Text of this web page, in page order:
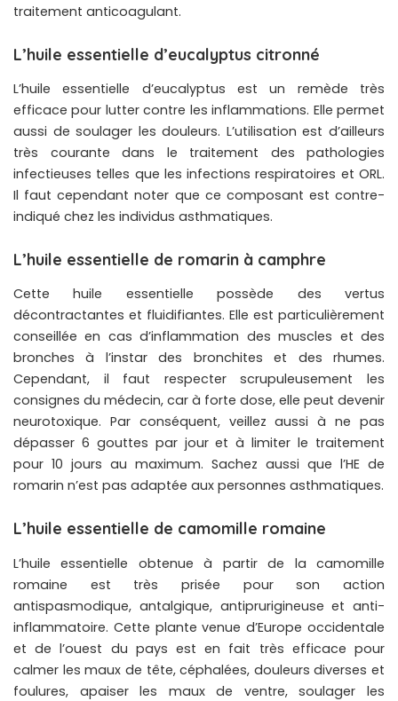
traitement anticoagulant.
L’huile essentielle d’eucalyptus citronné
L’huile essentielle d’eucalyptus est un remède très
efficace pour lutter contre les inflammations. Elle permet
aussi de soulager les douleurs. L’utilisation est d’ailleurs
très courante dans le traitement des pathologies
infectieuses telles que les infections respiratoires et ORL.
Il faut cependant noter que ce composant est contre-
indiqué chez les individus asthmatiques.
L’huile essentielle de romarin à camphre
Cette huile essentielle possède des vertus
décontractantes et fluidifiantes. Elle est particulièrement
conseillée en cas d’inflammation des muscles et des
bronches à l’instar des bronchites et des rhumes.
Cependant, il faut respecter scrupuleusement les
consignes du médecin, car à forte dose, elle peut devenir
neurotoxique. Par conséquent, veillez aussi à ne pas
dépasser 6 gouttes par jour et à limiter le traitement
pour 10 jours au maximum. Sachez aussi que l’HE de
romarin n’est pas adaptée aux personnes asthmatiques.
L’huile essentielle de camomille romaine
L’huile essentielle obtenue à partir de la camomille
romaine est très prisée pour son action
antispasmodique, antalgique, antiprurigineuse et anti-
inflammatoire. Cette plante venue d’Europe occidentale
et de l’ouest du pays est en fait très efficace pour
calmer les maux de tête, céphalées, douleurs diverses et
foulures, apaiser les maux de ventre, soulager les